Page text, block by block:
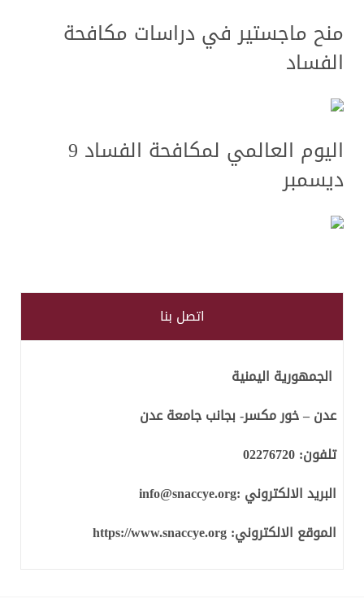
منح ماجستير في دراسات مكافحة
الفساد
اليوم العالمي لمكافحة الفساد 9
ديسمبر
اتصل بنا
الجمهورية اليمنية
عدن – خور مكسر- بجانب جامعة عدن
تلفون:02276720
البريد الالكتروني :info@snaccye.org
الموقع الالكتروني:https://www.snaccye.org